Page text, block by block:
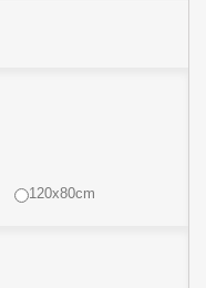
120x80cm